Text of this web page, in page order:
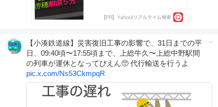
【小湊鉄道線】災害復旧工事の影響で、31日までの平
日、09:40頃〜17:55頃まで、上総牛久〜上総中野駅間
の列車が運休となってぴえん🥺 代行輸送を行うよ
pic.x.com/Ns53CkmpqR